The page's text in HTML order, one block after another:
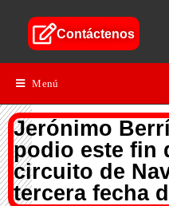
Contáctenos
Menú
Jerónimo
podio este fin
circuito de
tercera fecha